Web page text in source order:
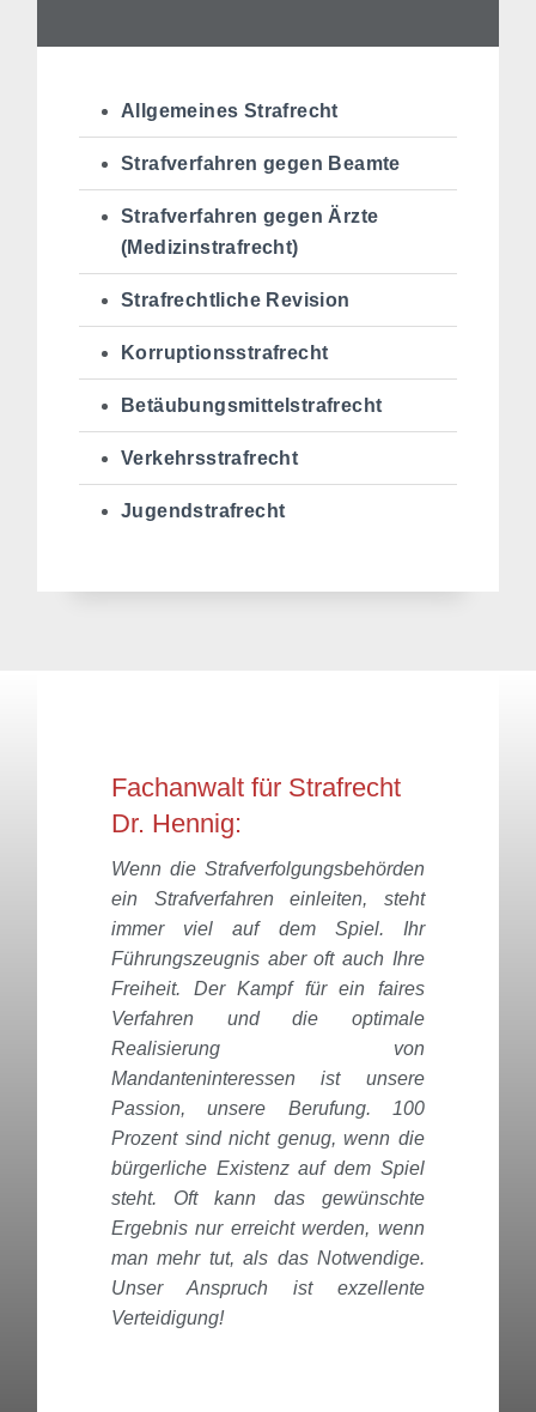
Allgemeines Strafrecht
Strafverfahren gegen Beamte
Strafverfahren gegen Ärzte
(Medizinstrafrecht)
Strafrechtliche Revision
Korruptionsstrafrecht
Betäubungsmittelstrafrecht
Verkehrsstrafrecht
Jugendstrafrecht
Fachanwalt für Strafrecht
Dr. Hennig:
Wenn die Strafverfolgungsbehörden
ein Strafverfahren einleiten, steht
immer viel auf dem Spiel. Ihr
Führungszeugnis aber oft auch Ihre
Freiheit. Der Kampf für ein faires
Verfahren und die optimale
Realisierung von
Mandanteninteressen ist unsere
Passion, unsere Berufung. 100
Prozent sind nicht genug, wenn die
bürgerliche Existenz auf dem Spiel
steht. Oft kann das gewünschte
Ergebnis nur erreicht werden, wenn
man mehr tut, als das Notwendige.
Unser Anspruch ist exzellente
Verteidigung!